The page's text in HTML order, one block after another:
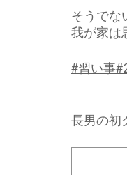
そうでな
我が家は
#習い事
長男の初